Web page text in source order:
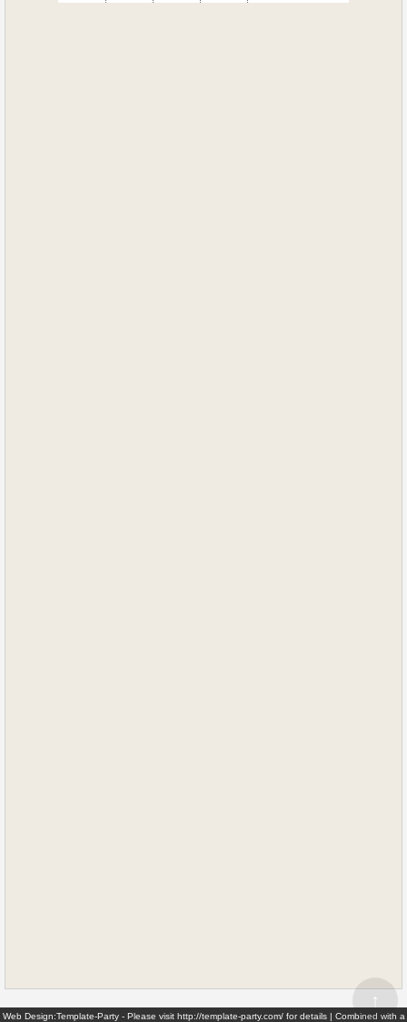
↑
Web Design:Template-Party - Please visit http://template-party.com/ for details | Combined with a